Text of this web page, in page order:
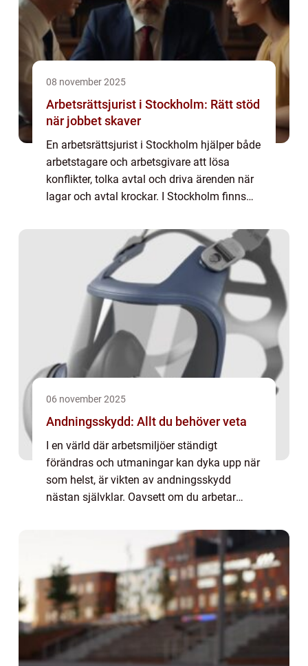
08 november 2025
Arbetsrättsjurist i Stockholm: Rätt stöd
när jobbet skaver
En arbetsrättsjurist i Stockholm hjälper både
arbetstagare och arbetsgivare att lösa
konflikter, tolka avtal och driva ärenden när
lagar och avtal krockar. I Stockholm finns
06 november 2025
Andningsskydd: Allt du behöver veta
I en värld där arbetsmiljöer ständigt
förändras och utmaningar kan dyka upp när
som helst, är vikten av andningsskydd
nästan självklar. Oavsett om du arbetar